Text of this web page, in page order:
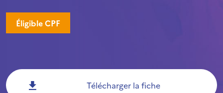
Éligible CPF
Télécharger la fiche